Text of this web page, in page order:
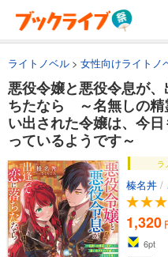
ライトノベル 女性向けライトノ
悪役令嬢と悪役令息が
ちたなら ～名無しの精
い出された令嬢は、今
っているようです～
ラ
榛名丼 /
1,320
6pt